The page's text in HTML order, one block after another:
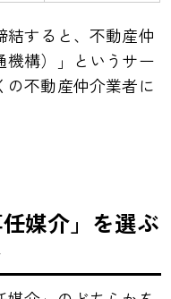
すると、不動産仲
機構）」というサー
の不動産仲介業者に
媒介」を選ぶ